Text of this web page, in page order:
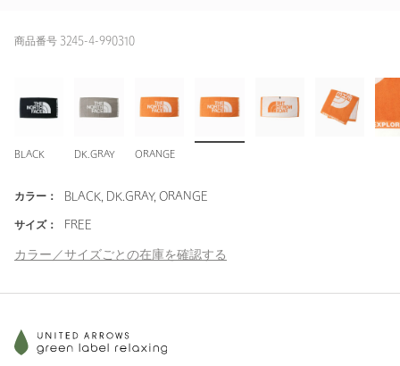
商品番号 3245-4-990310
BLACK DK.GRAY ORANGE
カラー： BLACK, DK.GRAY, ORANGE
サイズ： FREE
カラー／サイズごとの在庫を確認する